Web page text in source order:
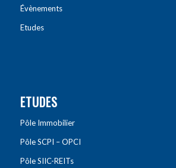
Évènements
Etudes
ETUDES
Pôle Immobilier
Pôle SCPI – OPCI
Pôle SIIC-REITs